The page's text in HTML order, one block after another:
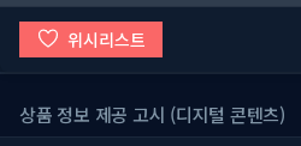
위시리스트
상품 정보 제공 고시 (디지털 콘텐츠)